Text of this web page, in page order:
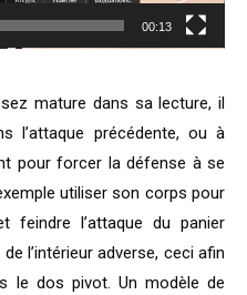
00:13
mature dans sa lecture, il
l’attaque précédente, ou à
pour forcer la défense à se
utiliser son corps pour
feindre l’attaque du panier
l’intérieur adverse, ceci afin
le dos pivot. Un modèle de